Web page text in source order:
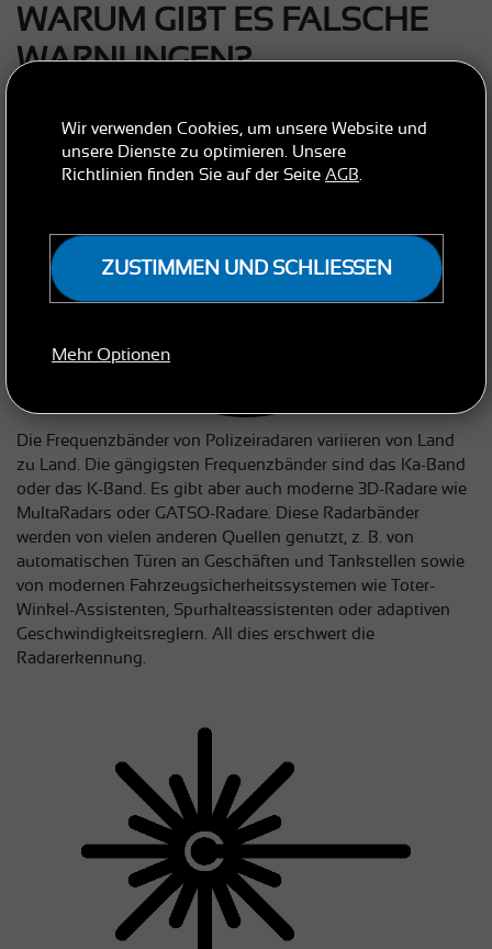
Wir verwenden Cookies, um unsere Website und
unsere Dienste zu optimieren. Unsere
Richtlinien finden Sie auf der Seite AGB
ZUSTIMMEN UND SCHLIESSEN
Mehr Optionen
WARUM GIBT ES FALSCHE
WARNUNGEN?
Die Frequenzbänder von Polizeiradaren variieren von Land
zu Land. Die gängigsten Frequenzbänder sind das Ka-Band
oder das K-Band. Es gibt aber auch moderne 3D-Radare wie
MultaRadars oder GATSO-Radare. Diese Radarbänder
werden von vielen anderen Quellen genutzt, z. B. von
automatischen Türen an Geschäften und Tankstellen sowie
von modernen Fahrzeugsicherheitssystemen wie Toter-
Winkel-Assistenten, Spurhalteassistenten oder adaptiven
Geschwindigkeitsreglern. All dies erschwert die
Radarerkennung.